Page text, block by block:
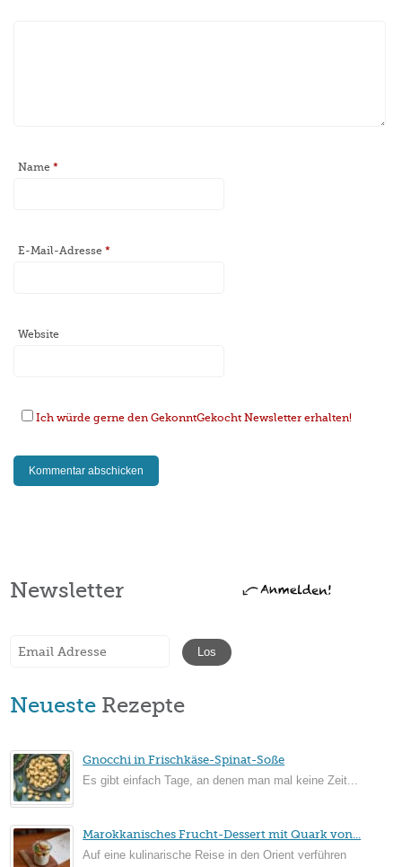
Name*
E-Mail-Adresse*
Website
Ich würde gerne den GekonntGekocht Newsletter erhalten!
Newsletter
Neueste Rezepte
Gnocchi in Frischkäse-Spinat-Soße
Es gibt einfach Tage, an denen man mal keine Zeit...
Marokkanisches Frucht-Dessert mit Quark von...
Auf eine kulinarische Reise in den Orient verführen